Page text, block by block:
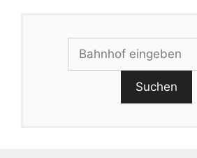
Suchen